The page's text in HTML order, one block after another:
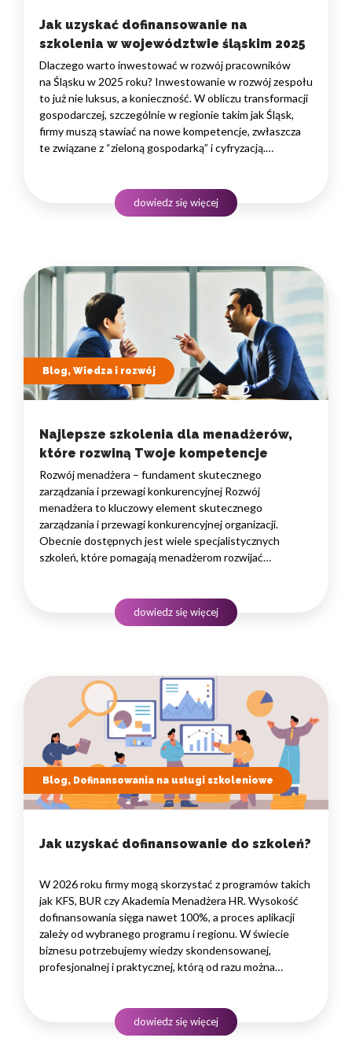
Jak uzyskać dofinansowanie na
szkolenia w województwie śląskim 2025
Dlaczego warto inwestować w rozwój pracowników
na Śląsku w 2025 roku? Inwestowanie w rozwój zespołu
to już nie luksus, a konieczność. W obliczu transformacji
gospodarczej, szczególnie w regionie takim jak Śląsk,
firmy muszą stawiać na nowe kompetencje, zwłaszcza
te związane z “zieloną gospodarką” i cyfryzacją.
do konkurowania na coraz bardziej wymagającym rynku.
To strategiczna decyzja, która buduje wartość firmy
dowiedz się więcej
Blog, Wiedza i rozwój
Najlepsze szkolenia dla menadżerów,
które rozwiną Twoje kompetencje
Rozwój menadżera – fundament skutecznego
zarządzania i przewagi konkurencyjnej Rozwój
menadżera to kluczowy element skutecznego
zarządzania i przewagi konkurencyjnej organizacji.
Obecnie dostępnych jest wiele specjalistycznych
szkoleń, które pomagają menadżerom rozwijać
szkolenia dla menadżerów mogą pomóc w budowaniu
silnych zespołów, zwiększaniu produktywności
dowiedz się więcej
Blog, Dofinansowania na usługi szkoleniowe
Jak uzyskać dofinansowanie do szkoleń?
W 2026 roku firmy mogą skorzystać z programów takich
jak KFS, BUR czy Akademia Menadżera HR. Wysokość
dofinansowania sięga nawet 100%, a proces aplikacji
zależy od wybranego programu i regionu. W świecie
biznesu potrzebujemy wiedzy skondensowanej,
profesjonalnej i praktycznej, którą od razu można
odnoszących sukcesy w naszej branży.…
dowiedz się więcej